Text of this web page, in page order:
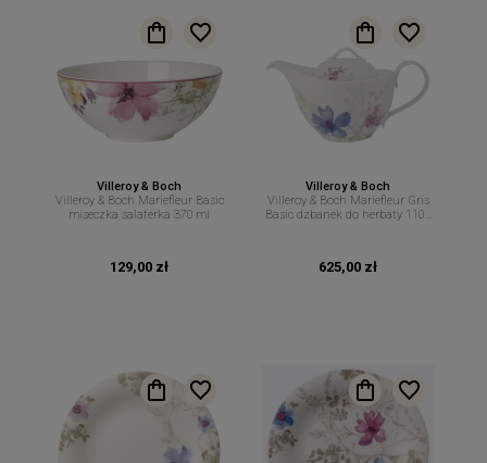
Villeroy & Boch
Villeroy & Boch Mariefleur Basic
miseczka salaterka 370 ml
129,00 zł
Villeroy & Boch
Villeroy & Boch Mariefleur Gris
Basic dzbanek do herbaty 1100
625,00 zł